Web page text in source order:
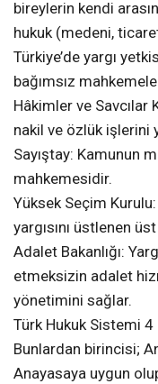
bireylerin kendi
hukuk (medeni,
Türkiye’de yargı
bağımsız
Hâkimler ve Savcılar
nakil ve özlük işlerini
Sayıştay: Kamunun
mahkemesidir.
Yüksek Seçim
yargısını üstlenen
Adalet Bakanlığı:
etmeksizin adalet
yönetimini sağlar.
Türk Hukuk Sistemi
Bunlardan birincisi;
Anayasaya uygun